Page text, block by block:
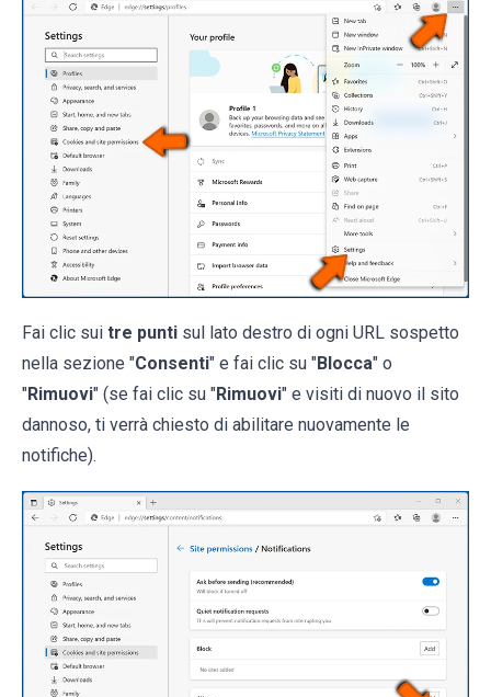
Fai clic sui tre punti sul lato destro di ogni URL sospetto
nella sezione "Consenti" e fai clic su "Blocca" o
"Rimuovi" (se fai clic su "Rimuovi" e visiti di nuovo il sito
dannoso, ti verrà chiesto di abilitare nuovamente le
notifiche).